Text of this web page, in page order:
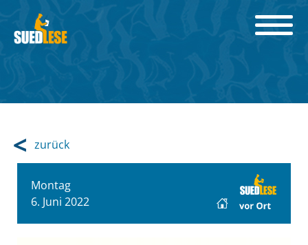
zurück
Montag
6. Juni 2022